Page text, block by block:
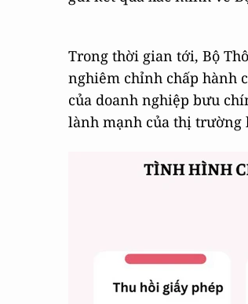
Trong thời gian tới, Bộ
nghiêm chỉnh chấp hành
của doanh nghiệp bưu
lành mạnh của thị trường